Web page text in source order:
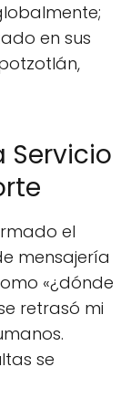
en sus
Servicio
el
mensajería
«¿dónde
retrasó mi
se